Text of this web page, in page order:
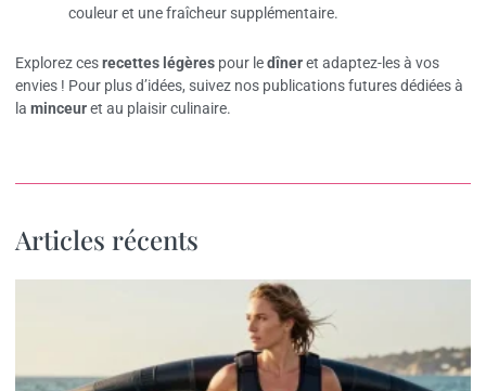
couleur et une fraîcheur supplémentaire.
Explorez cesrecettes légères pour ledîneret adaptez-les à vos
envies ! Pour plus d’idées, suivez nos publications futures dédiées à
la minceuret au plaisir culinaire.
Articles récents